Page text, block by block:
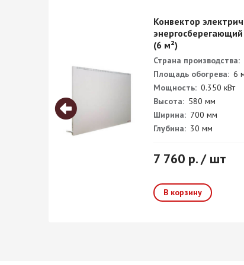
Конвектор
(6 м²)
Страна производства:
Площадь обогрева: 6
Мощность: 0.350 кВт
Высота: 580 мм
Ширина: 700 мм
Глубина: 30 мм
7 760 р. / шт